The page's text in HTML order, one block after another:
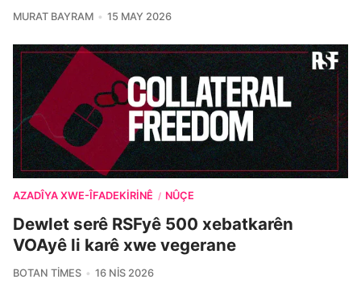
MURAT BAYRAM 15 MAY 2026
AZADÎYA XWE-ÎFADEKIRINÊ / NÛÇE
Dewlet serê RSFyê 500 xebatkarên
VOAyê li karê xwe vegerane
BOTAN TIMES 16 NIS 2026